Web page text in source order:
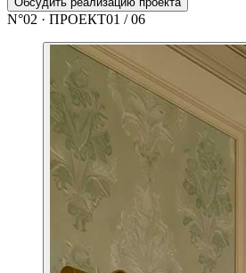
N°02 · ПРОЕКТ01 /06